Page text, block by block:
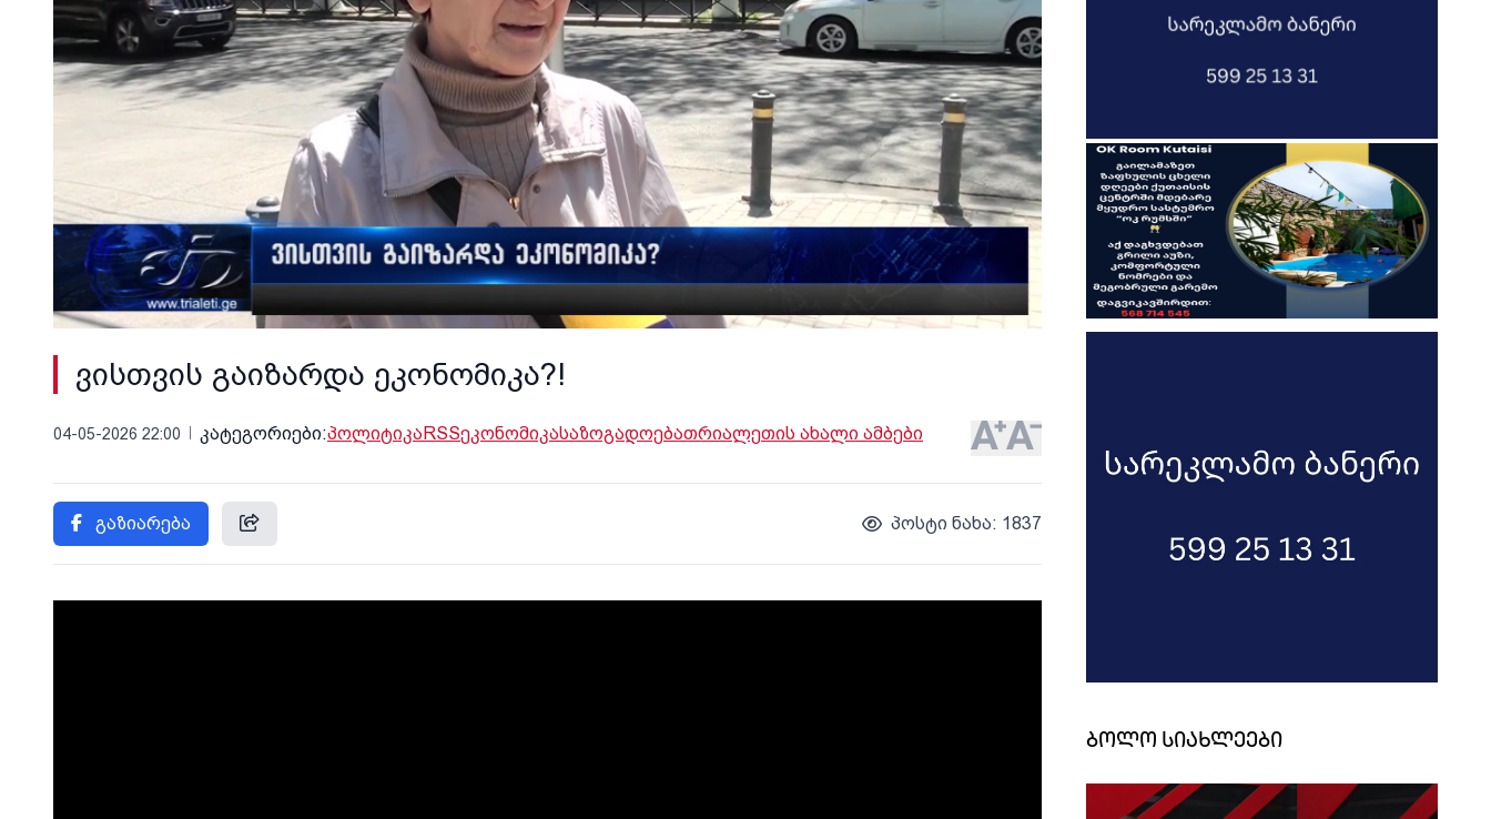
ვისთვის გაიზარდა ეკონომიკა?!
04-05-2026 22:00 კატეგორიები:პოლიტიკაRSSეკონომიკასაზოგადოებათრიალეთის ახალი ამბები
გაზიარება პოსტი ნახა: 1837
ბოლო სიახლეები